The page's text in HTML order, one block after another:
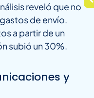
reveló que no
de envío.
a partir de un
subió un 30%.
y